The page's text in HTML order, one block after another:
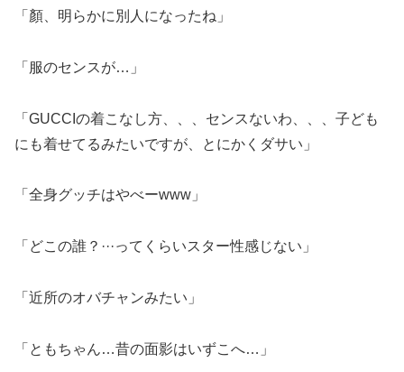
「顏、明らかに別人になったね」
「服のセンスが…」
「GUCCIの着こなし方、、、センスないわ、、、子ども
にも着せてるみたいですが、とにかくダサい」
「全身グッチはやべーwww」
「どこの誰？···ってくらいスター性感じない」
「近所のオバチャンみたい」
「ともちゃん…昔の面影はいずこへ…」